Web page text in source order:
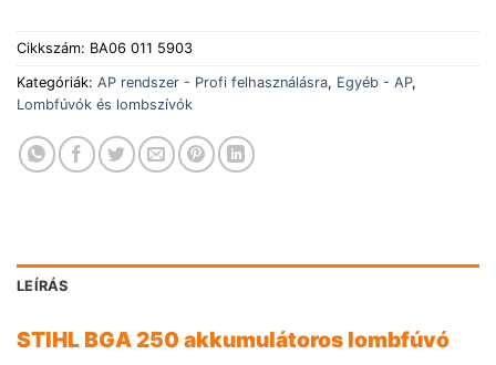
Cikkszám: BA06 011 5903
Kategóriák: AP rendszer - Profi felhasználásra, Egyéb - AP,
Lombfúvók és lombszívók
LEÍRÁS
STIHL BGA 250 akkumulátoros lombfúvó